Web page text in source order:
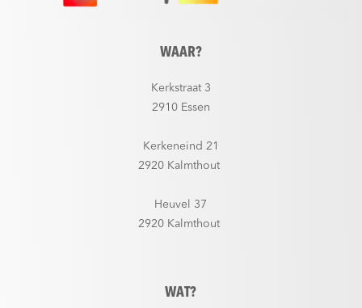
WAAR?
Kerkstraat 3
2910 Essen
Kerkeneind 21
2920 Kalmthout
Heuvel 37
2920 Kalmthout
WAT?